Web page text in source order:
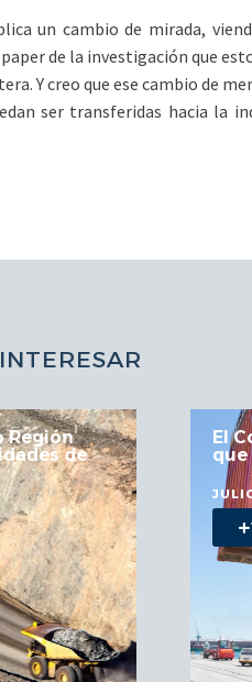
un cambio de mirada,
de la investigación que
Y creo que ese cambio de
ser transferidas hacia la
de
El
que